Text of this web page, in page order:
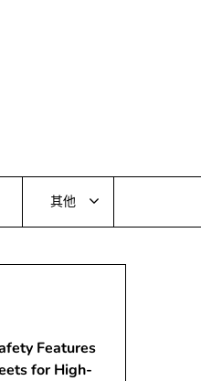
其他
Features
for High-